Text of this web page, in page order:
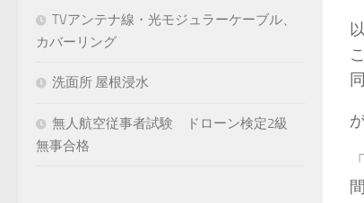
TVアンテナ線・光モジュラーケーブル、
カバーリング
洗面所 屋根浸水
無人航空従事者試験 ドローン検定2級
無事合格